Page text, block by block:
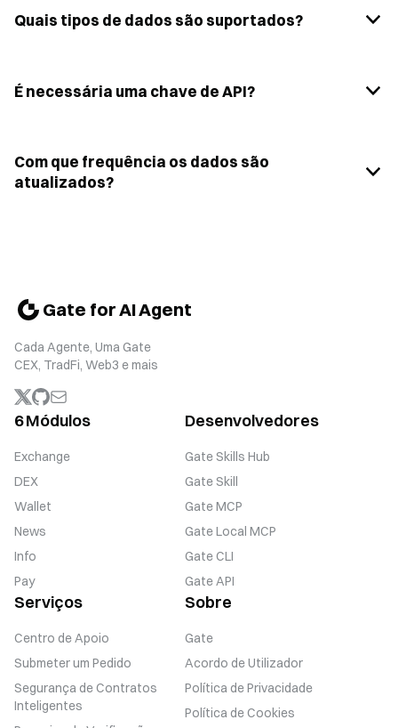
Quais tipos de dados são suportados?
É necessária uma chave de API?
Com que frequência os dados são
atualizados?
Gate for AI Agent
Cada Agente, Uma Gate
CEX, TradFi, Web3 e mais
6 Módulos
Exchange
DEX
Wallet
News
Info
Pay
Desenvolvedores
Gate Skills Hub
Gate Skill
Gate MCP
Gate Local MCP
Gate CLI
Gate API
Serviços
Centro de Apoio
Submeter um Pedido
Segurança de Contratos
Inteligentes
Sobre
Gate
Acordo de Utilizador
Política de Privacidade
Política de Cookies